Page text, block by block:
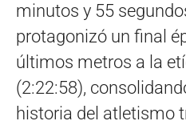
minutos y 55
protagonizó un final
últimos metros a la
(2:22:58),
historia del atletismo